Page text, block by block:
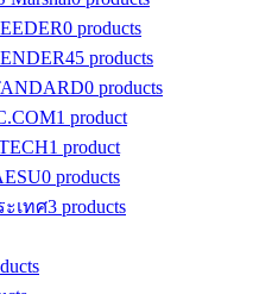
0 products
45 products
0 products
1 product
1 product
0 products
ะเทศ3 products